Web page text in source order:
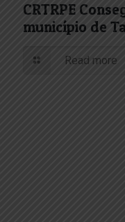
CRTRPE
município de
Read more